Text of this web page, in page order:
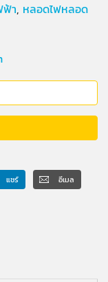
ฟ้า, หลอดไฟหลอด
แชร์ อีเมล